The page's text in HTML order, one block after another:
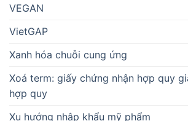
VEGAN
VietGAP
Xanh hóa chuỗi cung ứng
Xoá term: giấy chứng nhận hợp quy
hợp quy
Xu hướng nhập khẩu mỹ phẩm